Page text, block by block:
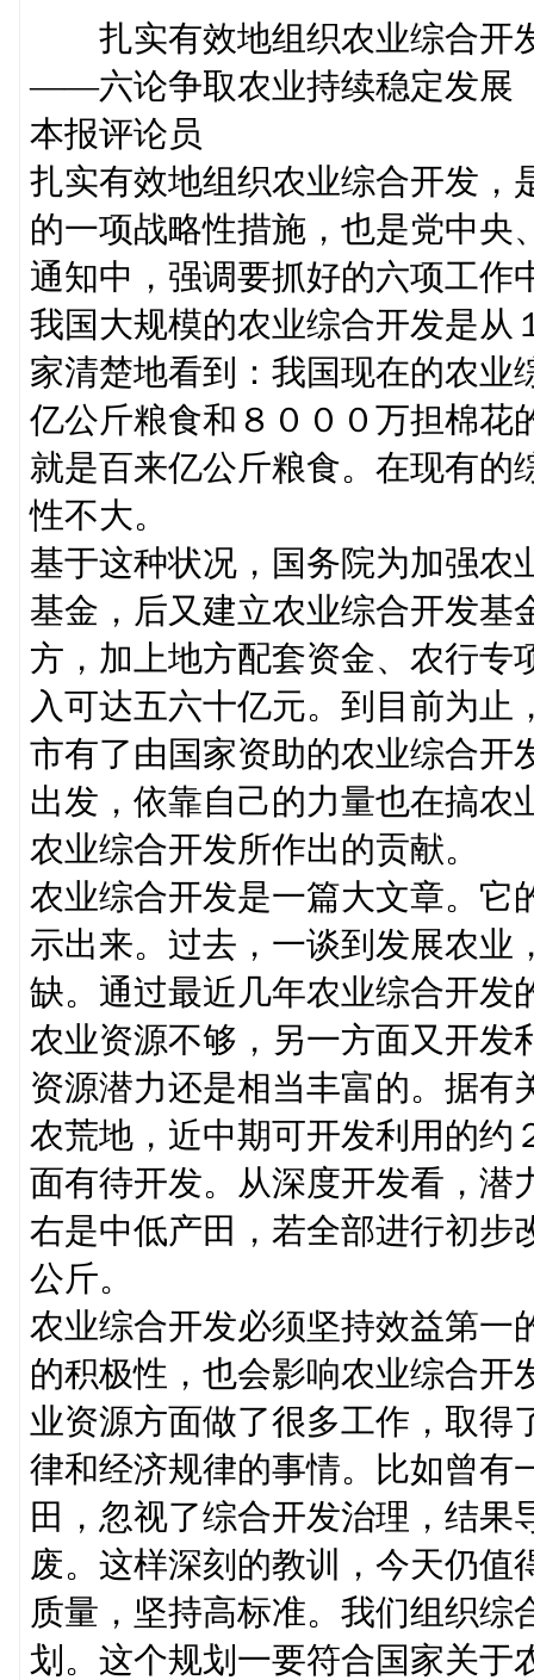
扎实有效地组织农业综合开
——六论争取农业持续稳定发展
本报评论员
扎实有效地组织农业综合开发，
的一项战略性措施，也是党中央
通知中，强调要抓好的六项工作
我国大规模的农业综合开发是从
家清楚地看到：我国现在的农业
亿公斤粮食和８０００万担棉花
就是百来亿公斤粮食。在现有的
性不大。
基于这种状况，国务院为加强农
基金，后又建立农业综合开发基
方，加上地方配套资金、农行专
入可达五六十亿元。到目前为
市有了由国家资助的农业综合开
出发，依靠自己的力量也在搞农
农业综合开发所作出的贡献。
农业综合开发是一篇大文章。它
示出来。过去，一谈到发展农业
缺。通过最近几年农业综合开发
农业资源不够，另一方面又开发
资源潜力还是相当丰富的。据有
农荒地，近中期可开发利用的约
面有待开发。从深度开发看，潜
右是中低产田，若全部进行初步
公斤。
农业综合开发必须坚持效益第一
的积极性，也会影响农业综合开
业资源方面做了很多工作，取得
律和经济规律的事情。比如曾有
田，忽视了综合开发治理，结
废。这样深刻的教训，今天仍值
质量，坚持高标准。我们组织
划。这个规划一要符合国家关于